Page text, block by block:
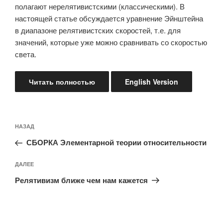
полагают нерелятивистскими (классическими). В
настоящей статье обсуждается уравнение Эйнштейна
в диапазоне релятивистских скоростей, т.е. для
значений, которые уже можно сравнивать со скоростью
света.
Читать полностью English Version
по
записям
Предыдущая
запись:
НАЗАД
СБОРКА Элементарной теории относительности
Следующая
запись
ДАЛЕЕ
Релятивизм ближе чем нам кажется